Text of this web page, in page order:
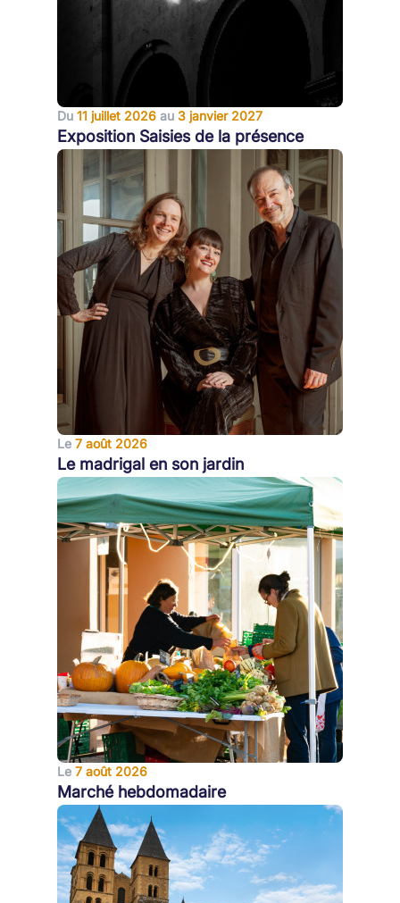
Du 11 juillet 2026 au 3 janvier 2027
Exposition Saisies de la présence
Le 7 août 2026
Le madrigal en son jardin
Le 7 août 2026
Marché hebdomadaire